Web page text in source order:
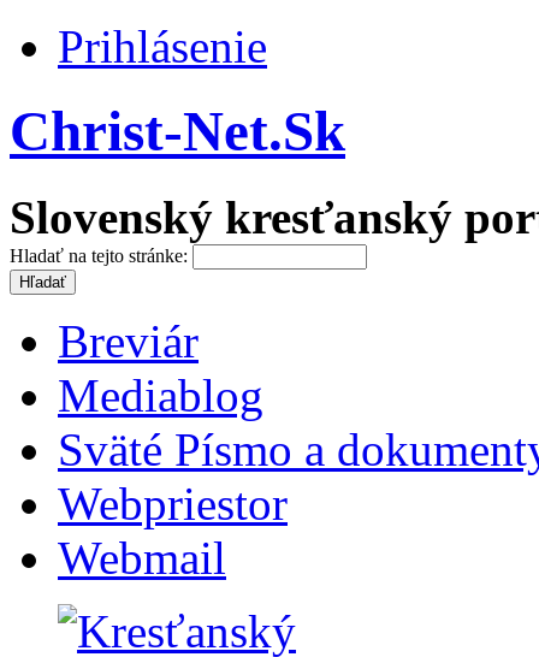
Prihlásenie
Christ-Net.Sk
Slovenský kresťanský
Hladať na tejto stránke:
Breviár
Mediablog
Sväté Písmo a
Webpriestor
Webmail